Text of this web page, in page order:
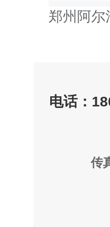
郑州阿尔
电话：
传